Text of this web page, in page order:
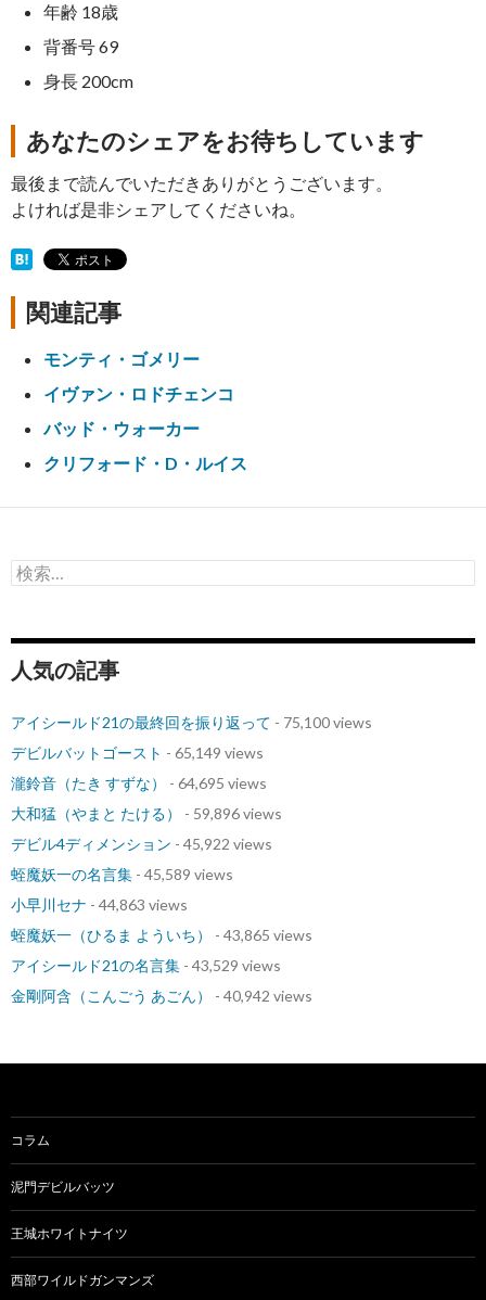
年齢 18歳
背番号 69
身長 200cm
あなたのシェアをお待ちしています
最後まで読んでいただきありがとうございます。
よければ是非シェアしてくださいね。
関連記事
モンティ・ゴメリー
イヴァン・ロドチェンコ
バッド・ウォーカー
クリフォード・D・ルイス
検
索:
人気の記事
アイシールド21の最終回を振り返って - 75,100 views
デビルバットゴースト - 65,149 views
瀧鈴音（たき すずな）
- 64,695 views
大和猛（やまと たける）
- 59,896 views
デビル4ディメンション - 45,922 views
蛭魔妖一の名言集 - 45,589 views
小早川セナ - 44,863 views
蛭魔妖一（ひるま よういち）
- 43,865 views
アイシールド21の名言集 - 43,529 views
金剛阿含（こんごう あごん）
- 40,942 views
コラム
泥門デビルバッツ
王城ホワイトナイツ
西部ワイルドガンマンズ